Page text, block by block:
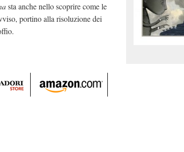
sta anche nello scoprire come le
portino alla risoluzione dei